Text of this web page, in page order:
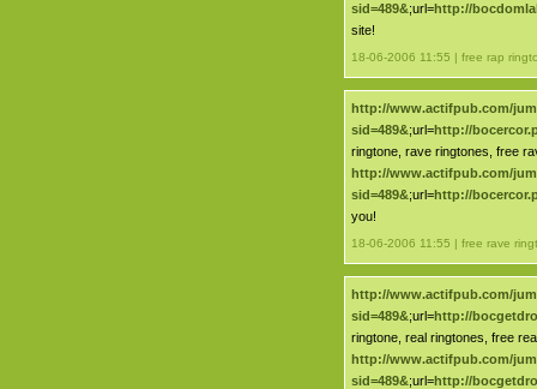
sid=489&;url=http://
site!
18-06-2006 11:55 | free rap
http://www.actifpub.com/
sid=489&;url=http://
ringtone, rave ringtones, free
http://www.actifpub.com/
sid=489&;url=http://
you!
18-06-2006 11:55 | free rave
http://www.actifpub.com/
sid=489&;url=http://
ringtone, real ringtones, free
http://www.actifpub.com/
sid=489&;url=http://